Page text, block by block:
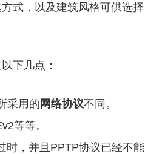
式，以及建筑风格可供选
下几点：
采用的 网络协议不同。
等等。
，并且PPTP协议已经不能